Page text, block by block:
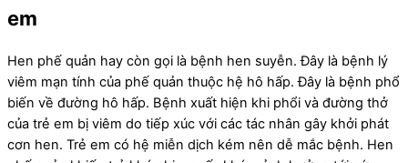
em
Hen phế quản hay còn gọi là bệnh hen suyễn. Đây là bệnh lý
viêm mạn tính của phế quản thuộc hệ hô hấp. Đây là bệnh phổ
biến về đường hô hấp. Bệnh xuất hiện khi phổi và đường thở
của trẻ em bị viêm do tiếp xúc với các tác nhân gây khởi phát
cơn hen. Trẻ em có hệ miễn dịch kém nên dễ mắc bệnh. Hen